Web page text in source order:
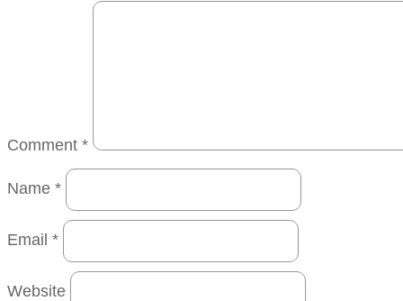
Comment *
Name *
Email *
Website